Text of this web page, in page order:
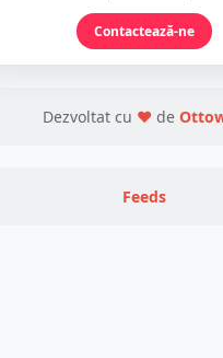
Contactează-ne
Dezvoltat cu ❤ de
Feeds